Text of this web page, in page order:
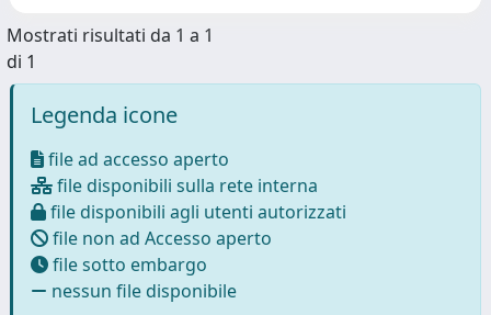
Mostrati risultati da 1 a 1
di 1
Legenda icone
file ad accesso aperto
file disponibili sulla rete interna
file disponibili agli utenti autorizzati
file non ad Accesso aperto
file sotto embargo
nessun file disponibile